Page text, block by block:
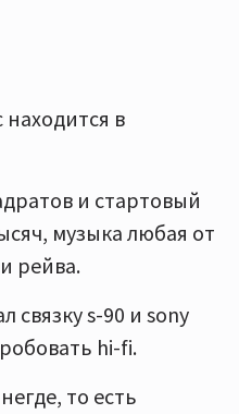
в
и стартовый
музыка любая от
рейва.
связку s-90 и sony
hi-fi.
то есть